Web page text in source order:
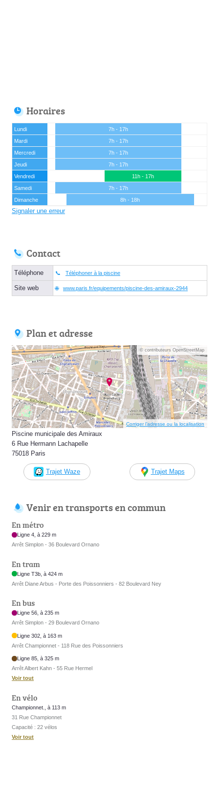
Horaires
Lundi
7h - 17h
Mardi
7h - 17h
Mercredi
7h - 17h
Jeudi
7h - 17h
Vendredi
11h - 17h
Samedi
7h - 17h
Dimanche
8h - 18h
Signaler une erreur
Contact
Téléphone Téléphoner à la piscine
Site web www.paris.fr/equipements/piscine-des-amiraux-2944
Plan et adresse
© contributeurs OpenStreetMap
Corriger l’adresse ou la localisation
Piscine municipale des Amiraux
6 Rue Hermann Lachapelle
75018 Paris
Trajet Waze Trajet Maps
Venir en transports en commun
En métro
Ligne 4, à 229 m
Arrêt Simplon - 36 Boulevard Ornano
En tram
Ligne T3b, à 424 m
Arrêt Diane Arbus - Porte des Poissonniers - 82 Boulevard Ney
En bus
Ligne 56, à 235 m
Arrêt Simplon - 29 Boulevard Ornano
Ligne 302, à 163 m
Arrêt Championnet - 118 Rue des Poissonniers
Ligne 85, à 325 m
Arrêt Albert Kahn - 55 Rue Hermel
Voir tout
En vélo
Championnet., à 113 m
31 Rue Championnet
Capacité : 22 vélos
Voir tout